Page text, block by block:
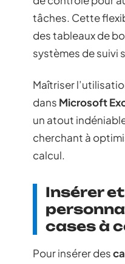
tâches. Cette
des tableaux de
systèmes de suivi
Maîtriser
dans Microsoft
un atout
cherchant à
calcul.
Insérer et
cases à
Pour insérer des